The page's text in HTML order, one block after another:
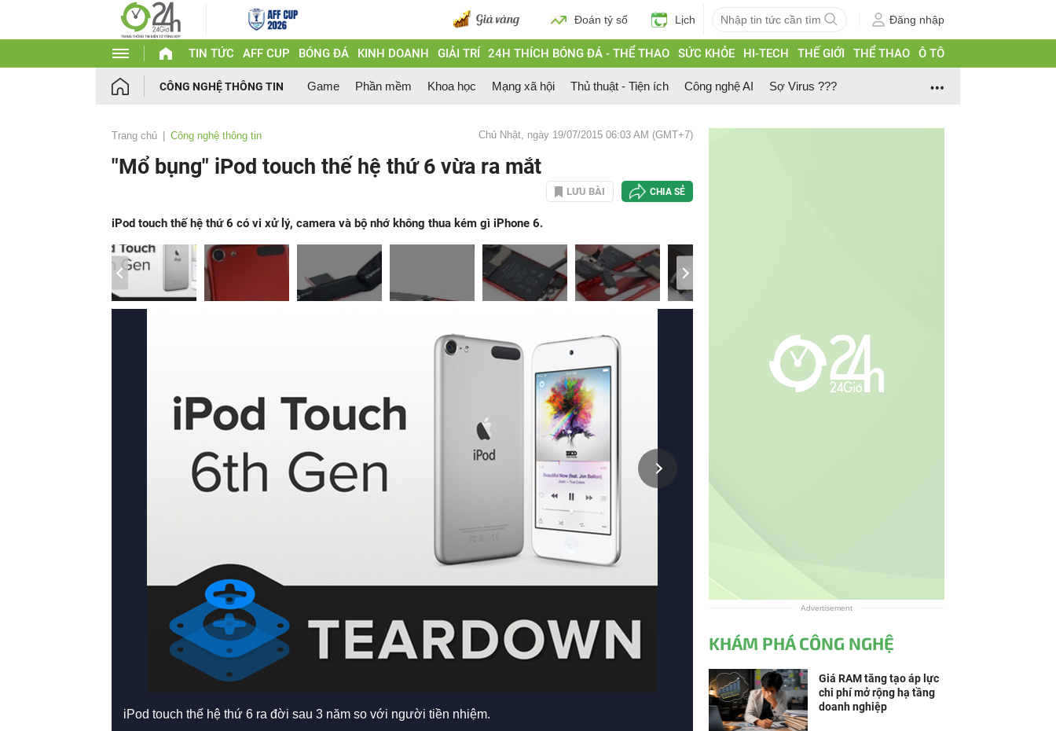
Đoán tỷ số Lịch Đăng nhập
TIN TỨC AFF CUP BÓNG ĐÁ KINH DOANH GIẢI TRÍ 24H THÍCH BÓNG ĐÁ - THỂ THAO SỨC KHỎE HI-TECH THẾ GIỚI THỂ THAO Ô TÔ
CÔNG NGHỆ THÔNG TIN Game Phần mềm Khoa học Mạng xã hội Thủ thuật - Tiện ích Công nghệ AI Sợ Virus ???
Trang chủ Công nghệ thông tin Chủ Nhật, ngày 19/07/2015 06:03 AM (GMT+7)
"Mổ bụng" iPod touch thế hệ thứ 6 vừa ra mắt
LƯU BÀI CHIA SẺ
iPod touch thế hệ thứ 6 có vi xử lý, camera và bộ nhớ không thua kém gì iPhone 6.
iPod touch thế hệ thứ 6 ra đời sau 3 năm so với người tiền nhiệm.
Advertisement
KHÁM PHÁ CÔNG NGHỆ
Giá RAM tăng tạo áp lực
chi phí mở rộng hạ tầng
doanh nghiệp